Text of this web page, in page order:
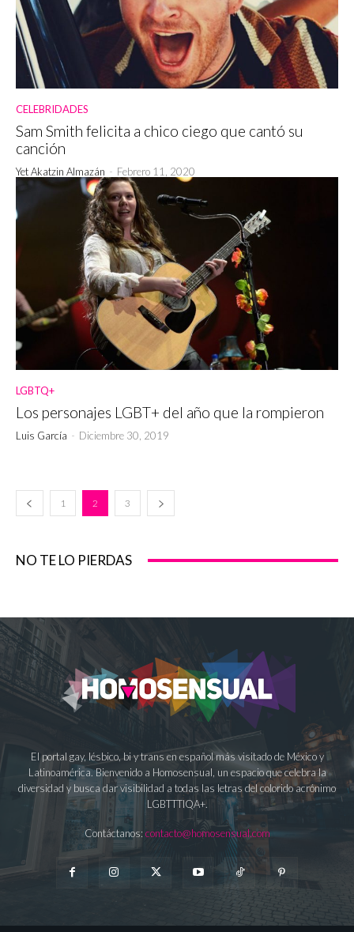
CELEBRIDADES
Sam Smith felicita a chico ciego que cantó su
canción
Yet Akatzin Almazán - Febrero 11, 2020
LGBTQ+
Los personajes LGBT+ del año que la rompieron
Luis García - Diciembre 30, 2019
1 2 3
NO TE LO PIERDAS
El portal gay, lésbico, bi y trans en español más visitado de México y
Latinoamérica. Bienvenido a Homosensual, un espacio que celebra la
diversidad y busca dar visibilidad a todas las letras del colorido acrónimo
LGBTTTIQA+.
Contáctanos: contacto@homosensual.com